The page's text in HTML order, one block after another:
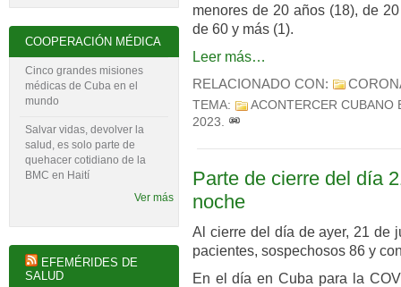
menores de 20 años (18), de
de 60 y más (1).
Leer más…
RELACIONADO CON:
TEMA:
ACONTERCER CUBANO
2023.
Parte de cierre del día
noche
Al cierre del día de ayer, 21 de
pacientes, sospechosos 86 y
En el día en Cuba para la
COOPERACIÓN MÉDICA
Cinco grandes misiones
médicas de Cuba en el
mundo
Salvar vidas, devolver la
salud, es solo parte de
quehacer cotidiano de la
BMC en Haití
Ver más
EFEMÉRIDES DE
SALUD